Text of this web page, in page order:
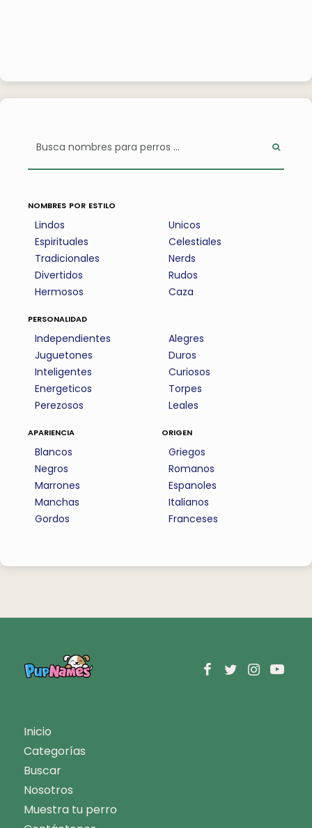
nombres por estilo
Lindos
Espirituales
Tradicionales
Divertidos
Hermosos
Unicos
Celestiales
Nerds
Rudos
Caza
personalidad
Independientes
Juguetones
Inteligentes
Energeticos
Perezosos
Alegres
Duros
Curiosos
Torpes
Leales
apariencia
Blancos
Negros
Marrones
Manchas
Gordos
origen
Griegos
Romanos
Espanoles
Italianos
Franceses
Inicio
Categorías
Buscar
Nosotros
Muestra tu perro